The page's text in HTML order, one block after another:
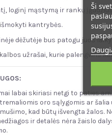
loginį mąstymą ir rankų
kantrybės.
dėžutėje bus patogu juos
užrašai, kurie palengvins
labai skiriasi netgi to paties
oro sąlygomis ar šalia
kad būtų išvengta žalos.
ir detalės nėra žaislo
Ši